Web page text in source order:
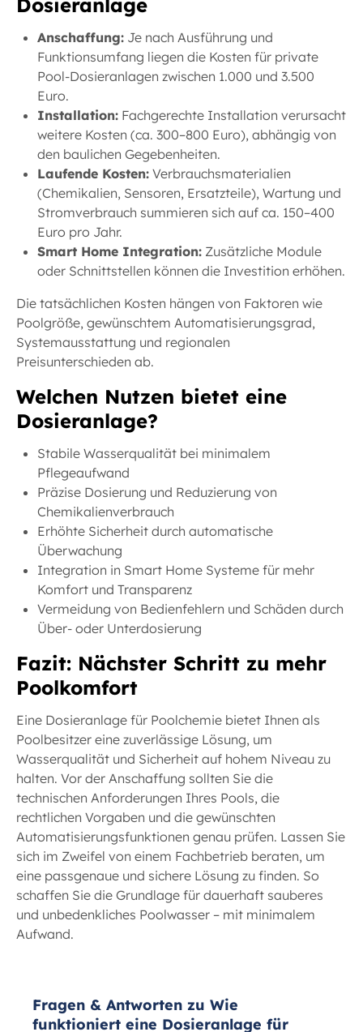
Dosieranlage
Anschaffung:Je nach Ausführung und
Funktionsumfang liegen die Kosten für private
Pool-Dosieranlagen zwischen 1.000 und 3.500
Euro.
Installation:Fachgerechte Installation verursacht
weitere Kosten (ca. 300–800 Euro), abhängig von
den baulichen Gegebenheiten.
Laufende Kosten:Verbrauchsmaterialien
(Chemikalien, Sensoren, Ersatzteile), Wartung und
Stromverbrauch summieren sich auf ca. 150–400
Euro pro Jahr.
Smart Home Integration:Zusätzliche Module
oder Schnittstellen können die Investition erhöhen.
Die tatsächlichen Kosten hängen von Faktoren wie
Poolgröße, gewünschtem Automatisierungsgrad,
Systemausstattung und regionalen
Preisunterschieden ab.
Welchen Nutzen bietet eine
Dosieranlage?
Stabile Wasserqualität bei minimalem
Pflegeaufwand
Präzise Dosierung und Reduzierung von
Chemikalienverbrauch
Erhöhte Sicherheit durch automatische
Überwachung
Integration in Smart Home Systeme für mehr
Komfort und Transparenz
Vermeidung von Bedienfehlern und Schäden durch
Über- oder Unterdosierung
Fazit: Nächster Schritt zu mehr
Poolkomfort
Eine Dosieranlage für Poolchemie bietet Ihnen als
Poolbesitzer eine zuverlässige Lösung, um
Wasserqualität und Sicherheit auf hohem Niveau zu
halten. Vor der Anschaffung sollten Sie die
technischen Anforderungen Ihres Pools, die
rechtlichen Vorgaben und die gewünschten
Automatisierungsfunktionen genau prüfen. Lassen Sie
sich im Zweifel von einem Fachbetrieb beraten, um
eine passgenaue und sichere Lösung zu finden. So
schaffen Sie die Grundlage für dauerhaft sauberes
und unbedenkliches Poolwasser – mit minimalem
Aufwand.
Fragen & Antworten zu Wie
funktioniert eine Dosieranlage für